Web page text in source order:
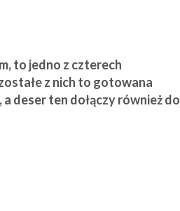
to jedno z czterech
z nich to gotowana
deser ten dołączy również do